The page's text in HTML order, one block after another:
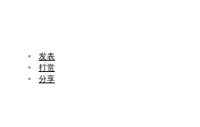
发表
打赏
分享